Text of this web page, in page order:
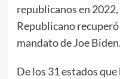
republicanos en
Republicano
mandato de Joe Biden.
De los 31 estados